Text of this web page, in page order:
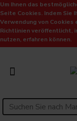
Um Ihnen das
Seite Cookies. Indem Sie
Verwendung von Cookies
Richtlinien veröffentlicht,
nutzen, erfahren können.